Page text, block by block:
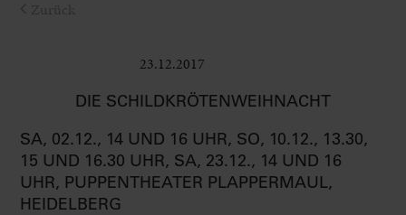
23.12.2017
DIE SCHILDKRÖTENWEIHNACHT
SA, 02.12., 14 UND 16 UHR, SO, 10.12., 13.30,
15 UND 16.30 UHR, SA, 23.12., 14 UND 16
UHR, PUPPENTHEATER PLAPPERMAUL,
HEIDELBERG